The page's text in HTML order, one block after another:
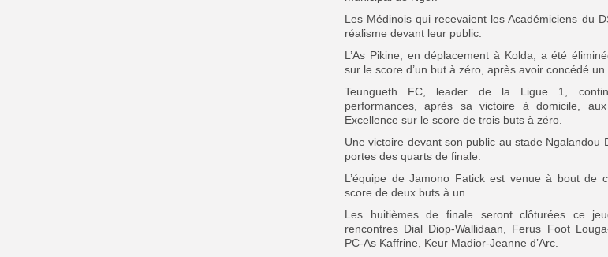
Les Médinois qui recevaient les Académiciens du
réalisme devant leur public.
L’As Pikine, en déplacement à Kolda, a été
sur le score d’un but à zéro, après avoir concédé un
Teungueth FC, leader de la Ligue 1,
performances, après sa victoire à domicile,
Excellence sur le score de trois buts à zéro.
Une victoire devant son public au stade Ngalandou
portes des quarts de finale.
L’équipe de Jamono Fatick est venue à bout de
score de deux buts à un.
Les huitièmes de finale seront clôturées ce
rencontres Dial Diop-Wallidaan, Ferus Foot
PC-As Kaffrine, Keur Madior-Jeanne d’Arc.